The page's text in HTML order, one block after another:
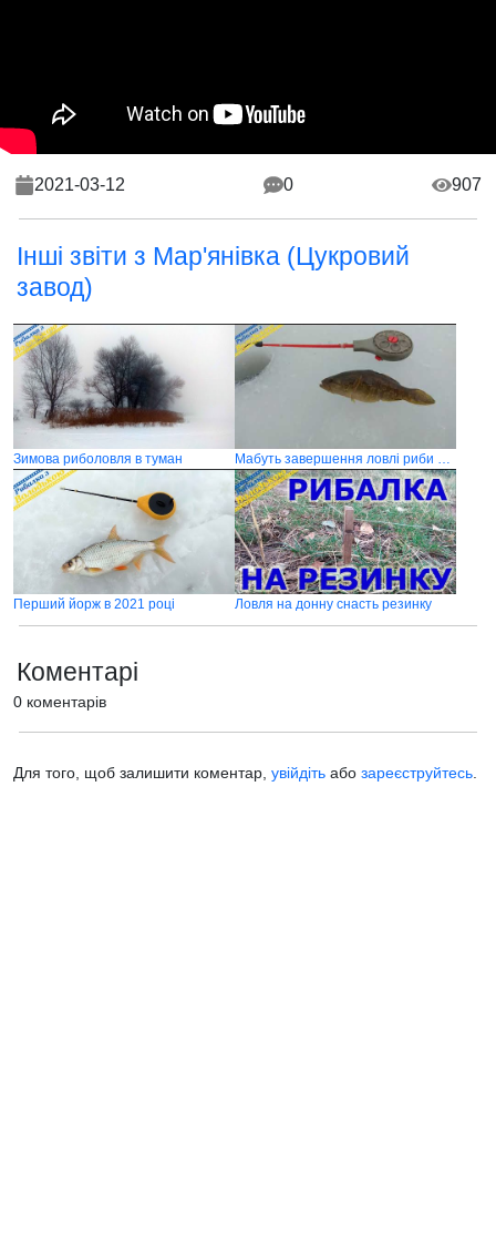
2021-03-12 0 907
Інші звіти з Мар'янівка (Цукровий
завод)
Зимова риболовля в туман Мабуть завершення ловлі риби з льоду в зимовому сезоні 2020-2021
Перший йорж в 2021 році Ловля на донну снасть резинку
Коментарі
0 коментарів
Для того, щоб залишити коментар, увійдіть або зареєструйтесь